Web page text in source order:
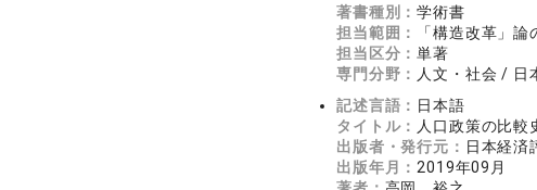
著書種別：学術書
担当範囲：
「構造改革」
担当区分：単著
専門分野： 人文・社会 / 日
記述言語： 日本語
タイトル： 人口政策の比
出版者・発行元： 日本経済
出版年月： 2019年09月